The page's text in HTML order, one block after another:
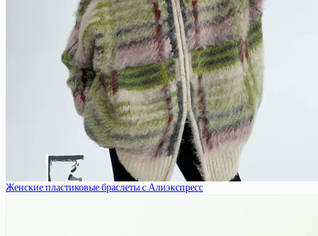
Женские пластиковые браслеты с Алиэкспресс